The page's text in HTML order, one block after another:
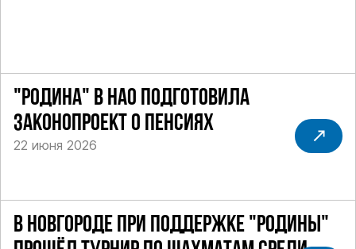
"РОДИНА" В НАО ПОДГОТОВИЛА
ЗАКОНОПРОЕКТ О ПЕНСИЯХ
22 июня 2026
В НОВГОРОДЕ ПРИ ПОДДЕРЖКЕ "РОДИНЫ"